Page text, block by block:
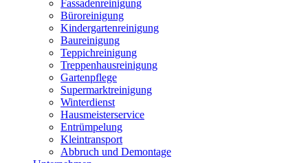
Fassadenreinigung
Büroreinigung
Kindergartenreinigung
Baureinigung
Teppichreinigung
Treppenhausreinigung
Gartenpflege
Supermarktreinigung
Winterdienst
Hausmeisterservice
Entrümpelung
Kleintransport
Abbruch und Demontage